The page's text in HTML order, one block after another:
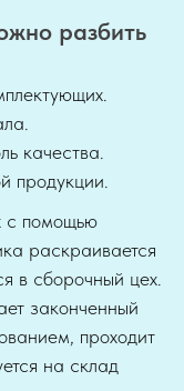
разбить
качества.
продукции.
с помощью
раскраивается
в сборочный цех.
законченный
проходит
на склад